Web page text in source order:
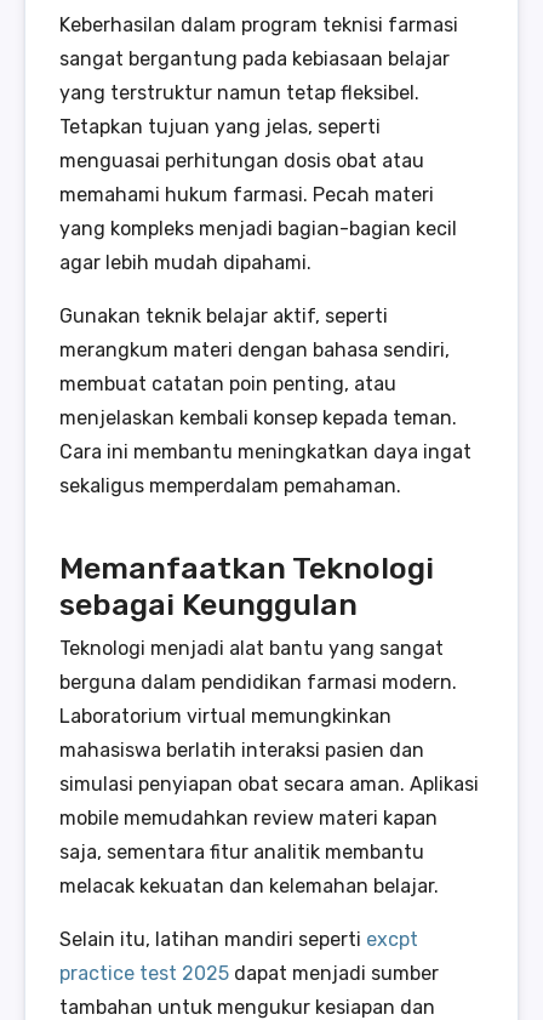
Keberhasilan dalam program teknisi farmasi
sangat bergantung pada kebiasaan belajar
yang terstruktur namun tetap fleksibel.
Tetapkan tujuan yang jelas, seperti
menguasai perhitungan dosis obat atau
memahami hukum farmasi. Pecah materi
yang kompleks menjadi bagian-bagian kecil
agar lebih mudah dipahami.
Gunakan teknik belajar aktif, seperti
merangkum materi dengan bahasa sendiri,
membuat catatan poin penting, atau
menjelaskan kembali konsep kepada teman.
Cara ini membantu meningkatkan daya ingat
sekaligus memperdalam pemahaman.
Memanfaatkan Teknologi
sebagai Keunggulan
Teknologi menjadi alat bantu yang sangat
berguna dalam pendidikan farmasi modern.
Laboratorium virtual memungkinkan
mahasiswa berlatih interaksi pasien dan
simulasi penyiapan obat secara aman. Aplikasi
mobile memudahkan review materi kapan
saja, sementara fitur analitik membantu
melacak kekuatan dan kelemahan belajar.
Selain itu, latihan mandiri seperti excpt
practice test 2025 dapat menjadi sumber
tambahan untuk mengukur kesiapan dan